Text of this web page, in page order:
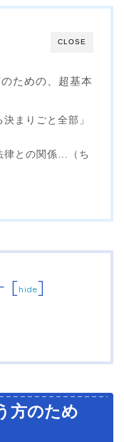
CLOSE
ための、超基本
まりごと全部」
律との関係…（ち
[hide]
方のため